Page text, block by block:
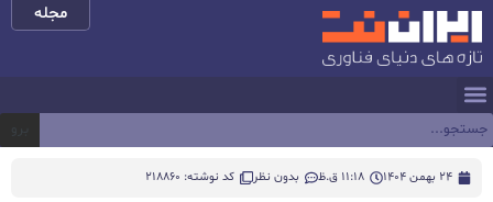
مجله
24 بهمن 1404 11:18 ق.ظ بدون نظر کد نوشته: 218860